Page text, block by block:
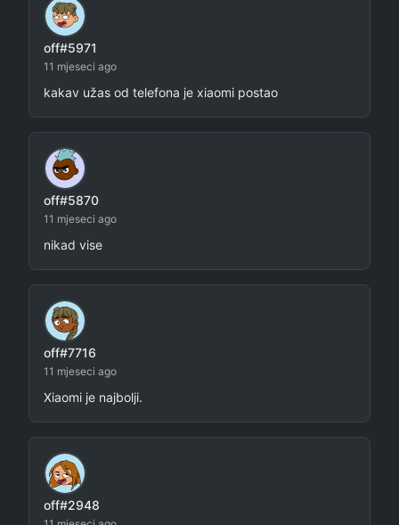
off#5971
11 mjeseci ago
kakav užas od telefona je xiaomi postao
off#5870
11 mjeseci ago
nikad vise
off#7716
11 mjeseci ago
Xiaomi je najbolji.
off#2948